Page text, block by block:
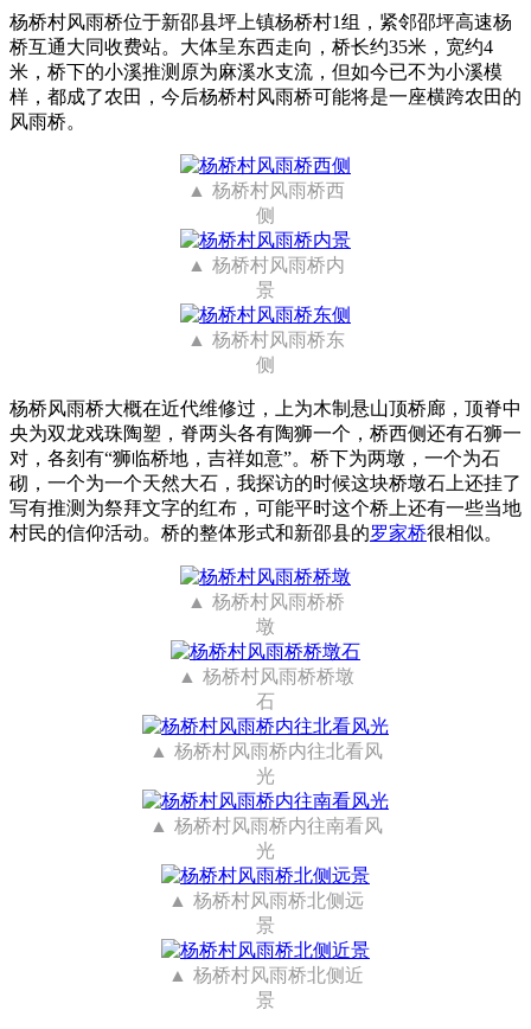
杨桥村风雨桥位于新邵县坪上镇杨桥村1组，紧邻邵坪高速杨
桥互通大同收费站。大体呈东西走向，桥长约35米，宽约4
米，桥下的小溪推测原为麻溪水支流，但如今已不为小溪模
样，都成了农田，今后杨桥村风雨桥可能将是一座横跨农田的
风雨桥。
杨桥村风雨桥西
侧
杨桥村风雨桥内
景
杨桥村风雨桥东
侧
杨桥风雨桥大概在近代维修过，上为木制悬山顶桥廊，顶脊中
央为双龙戏珠陶塑，脊两头各有陶狮一个，桥西侧还有石狮一
对，各刻有“狮临桥地，吉祥如意”。桥下为两墩，一个为石
砌，一个为一个天然大石，我探访的时候这块桥墩石上还挂了
写有推测为祭拜文字的红布，可能平时这个桥上还有一些当地
村民的信仰活动。桥的整体形式和新邵县的罗家桥很相似。
杨桥村风雨桥桥
墩
杨桥村风雨桥桥墩
石
杨桥村风雨桥内往北看风
光
杨桥村风雨桥内往南看风
光
杨桥村风雨桥北侧远
景
杨桥村风雨桥北侧近
景